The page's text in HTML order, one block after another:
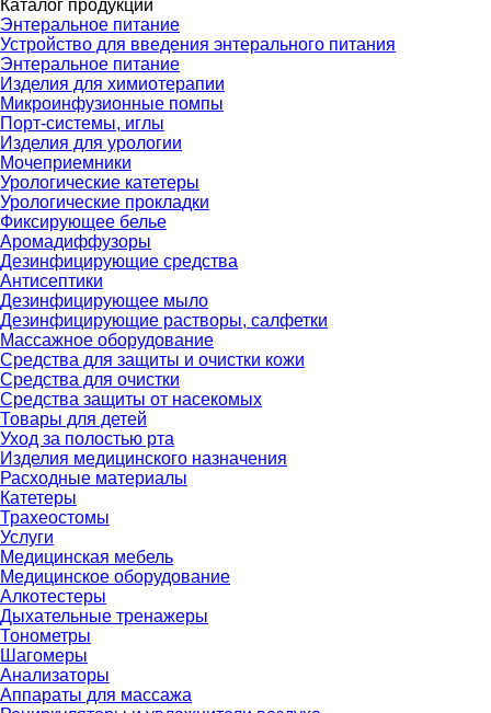
Каталог продукции
Энтеральное питание
Устройство для введения энтерального питания
Энтеральное питание
Изделия для химиотерапии
Микроинфузионные помпы
Порт-системы, иглы
Изделия для урологии
Мочеприемники
Урологические катетеры
Урологические прокладки
Фиксирующее белье
Аромадиффузоры
Дезинфицирующие средства
Антисептики
Дезинфицирующее мыло
Дезинфицирующие растворы, салфетки
Массажное оборудование
Средства для защиты и очистки кожи
Средства для очистки
Средства защиты от насекомых
Товары для детей
Уход за полостью рта
Изделия медицинского назначения
Расходные материалы
Катетеры
Трахеостомы
Услуги
Медицинская мебель
Медицинское оборудование
Алкотестеры
Дыхательные тренажеры
Тонометры
Шагомеры
Анализаторы
Аппараты для массажа